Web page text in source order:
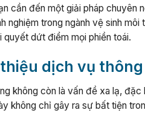
cần đến một giải pháp chuyên
nghiệm trong ngành vệ sinh
quyết dứt điểm mọi phiền toái.
dịch vụ
không còn là vấn đề xa lạ,
không chỉ gây ra sự bất tiện